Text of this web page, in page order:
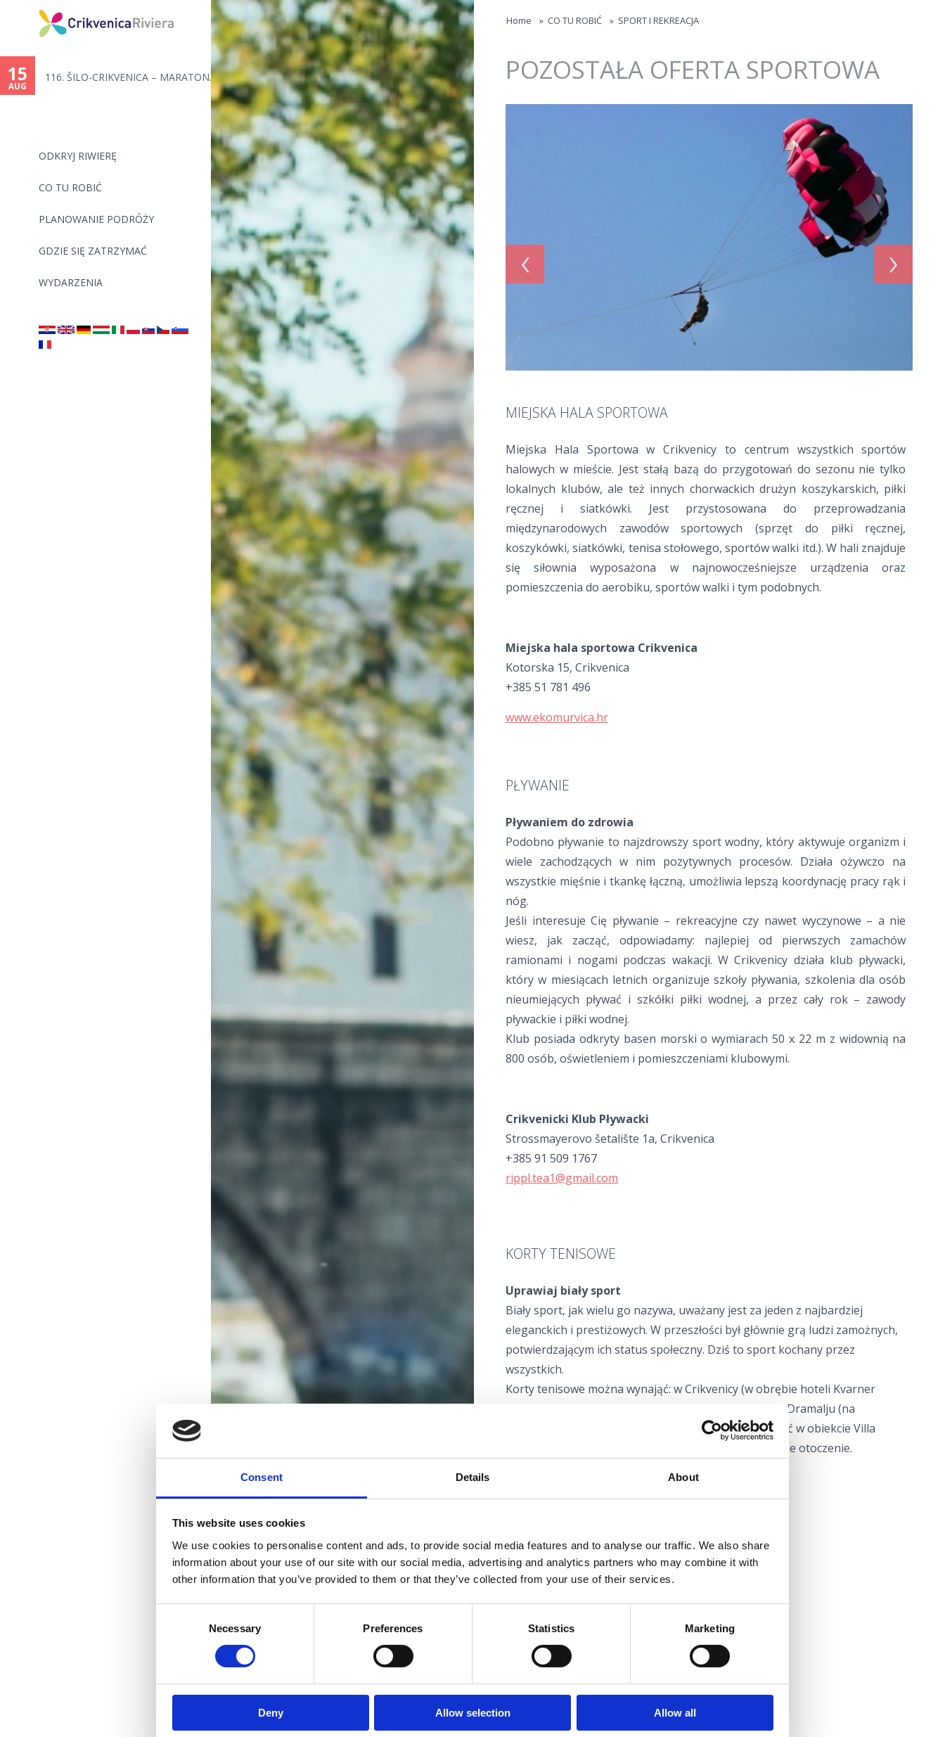
Consent Details About
This website uses cookies
We use cookies to personalise content and ads, to provide social media features and to analyse our traffic. We also share
information about your use of our site with our social media, advertising and analytics partners who may combine it with
other information that you’ve provided to them or that they’ve collected from your use of their services.
Necessary Preferences Statistics Marketing
Deny Allow selection Allow all
Jump to navigation
ODKRYJ RIWIERĘ
CO TU ROBIĆ
PLANOWANIE PODRÓŻY
GDZIE SIĘ ZATRZYMAĆ
WYDARZENIA
15
AUG
116. ŠILO-CRIKVENICA – MARATON...
are
here
Home » CO TU ROBIĆ » SPORT I REKREACJA
POZOSTAŁA OFERTA SPORTOWA
‹ ›
MIEJSKA HALA SPORTOWA
Miejska Hala Sportowa w Crikvenicy to centrum wszystkich sportów
halowych w mieście. Jest stałą bazą do przygotowań do sezonu nie tylko
lokalnych klubów, ale też innych chorwackich drużyn koszykarskich, piłki
ręcznej i siatkówki. Jest przystosowana do przeprowadzania
międzynarodowych zawodów sportowych (sprzęt do piłki ręcznej,
koszykówki, siatkówki, tenisa stołowego, sportów walki itd.). W hali znajduje
się siłownia wyposażona w najnowocześniejsze urządzenia oraz
pomieszczenia do aerobiku, sportów walki i tym podobnych.
Miejska hala sportowa Crikvenica
Kotorska 15, Crikvenica
+385 51 781 496
www.ekomurvica.hr
PŁYWANIE
Pływaniem do zdrowia
Podobno pływanie to najzdrowszy sport wodny, który aktywuje organizm i
wiele zachodzących w nim pozytywnych procesów. Działa ożywczo na
wszystkie mięśnie i tkankę łączną, umożliwia lepszą koordynację pracy rąk i
nóg.
Jeśli interesuje Cię pływanie – rekreacyjne czy nawet wyczynowe – a nie
wiesz, jak zacząć, odpowiadamy: najlepiej od pierwszych zamachów
ramionami i nogami podczas wakacji. W Crikvenicy działa klub pływacki,
który w miesiącach letnich organizuje szkoły pływania, szkolenia dla osób
nieumiejących pływać i szkółki piłki wodnej, a przez cały rok – zawody
pływackie i piłki wodnej.
Klub posiada odkryty basen morski o wymiarach 50 x 22 m z widownią na
800 osób, oświetleniem i pomieszczeniami klubowymi.
Crikvenicki Klub Pływacki
Strossmayerovo šetalište 1a, Crikvenica
+385 91 509 1767
rippl.tea1@gmail.com
KORTY TENISOWE
Uprawiaj biały sport
Biały sport, jak wielu go nazywa, uważany jest za jeden z najbardziej
eleganckich i prestiżowych. W przeszłości był głównie grą ludzi zamożnych,
potwierdzającym ich status społeczny. Dziś to sport kochany przez
wszystkich.
Korty tenisowe można wynająć: w Crikvenicy (w obrębie hoteli Kvarner
Palace i Omorika), w Selcach (koło hotelu Amabilis), w Dramalju (na
półwyspie Kačjak), a w Jadranovie w tenisa można grać w obiekcie Villa
Anda. Wszystkie korty tenisowe mają piękne, naturalne otoczenie.
+385 95 8240 124
bu.bi1978@hotmail.com
www.tenis-crikvenica.com
orty tenisowe Selce
Emila Antića 57, Selce
ervintenis@gmail.com